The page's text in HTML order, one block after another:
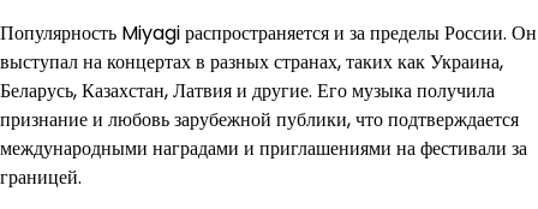
Популярность Miyagi распространяется и за пределы России. Он
выступал на концертах в разных странах, таких как Украина,
Беларусь, Казахстан, Латвия и другие. Его музыка получила
признание и любовь зарубежной публики, что подтверждается
международными наградами и приглашениями на фестивали за
границей.